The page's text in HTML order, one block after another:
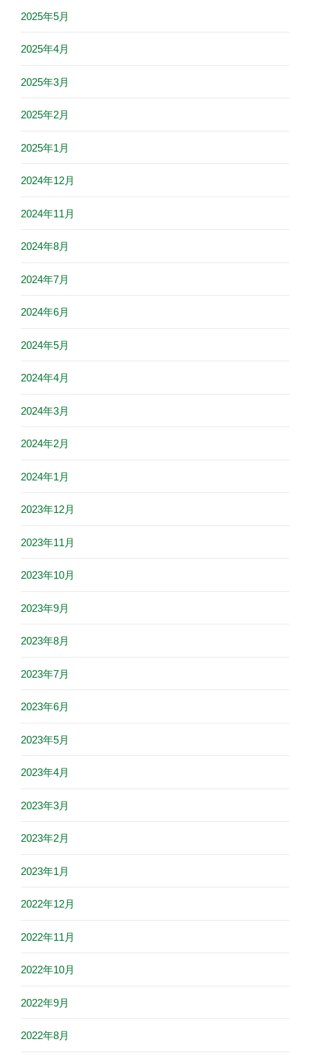
2025年5月
2025年4月
2025年3月
2025年2月
2025年1月
2024年12月
2024年11月
2024年8月
2024年7月
2024年6月
2024年5月
2024年4月
2024年3月
2024年2月
2024年1月
2023年12月
2023年11月
2023年10月
2023年9月
2023年8月
2023年7月
2023年6月
2023年5月
2023年4月
2023年3月
2023年2月
2023年1月
2022年12月
2022年11月
2022年10月
2022年9月
2022年8月